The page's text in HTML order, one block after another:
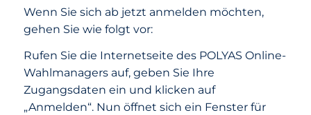
Wenn Sie sich ab jetzt anmelden möchten,
gehen Sie wie folgt vor:
Rufen Sie die Internetseite des POLYAS Online-
Wahlmanagers auf, geben Sie Ihre
Zugangsdaten ein und klicken auf
„Anmelden“. Nun öffnet sich ein Fenster für